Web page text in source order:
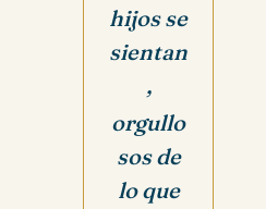
hijos se
sientan
,
orgullo
sos de
lo que